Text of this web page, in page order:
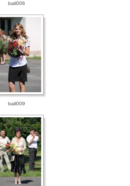
bali006
bali009